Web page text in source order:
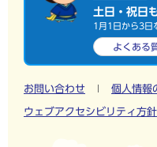
土日・祝日
1月1日から3日
よくある
お問い合わせ 個人情報
ウェブアクセシビリティ方針